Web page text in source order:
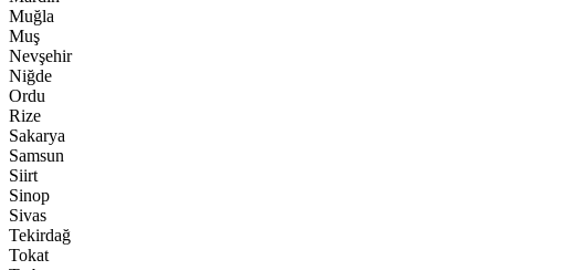
Muğla
Muş
Nevşehir
Niğde
Ordu
Rize
Sakarya
Samsun
Siirt
Sinop
Sivas
Tekirdağ
Tokat